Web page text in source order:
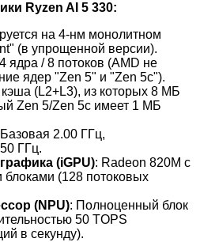
Ryzen AI 5 330:
на 4-нм монолитном
(в упрощенной версии).
ядра / 8 потоков (AMD не
ядер "Zen 5" и "Zen 5c").
(L2+L3), из которых 8 МБ
Zen 5/Zen 5c имеет 1 МБ
2.00 ГГц,
ГГц.
(iGPU): Radeon 820M с
(128 потоковых
(NPU): Полноценный блок
50 TOPS
в секунду).